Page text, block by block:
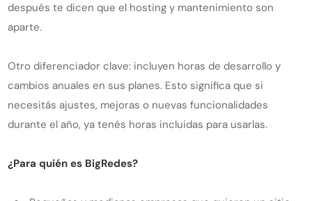
después te dicen que el hosting y mantenimiento son
aparte.
Otro diferenciador clave: incluyen horas de desarrollo y
cambios anuales en sus planes. Esto significa que si
necesitás ajustes, mejoras o nuevas funcionalidades
durante el año, ya tenés horas incluidas para usarlas.
¿Para quién es BigRedes?